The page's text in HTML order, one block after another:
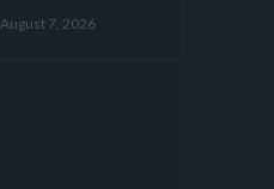
August 7, 2026